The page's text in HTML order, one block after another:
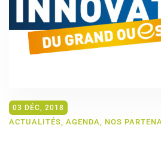
03 DÉC, 2018
ACTUALITÉS, AGENDA, NOS